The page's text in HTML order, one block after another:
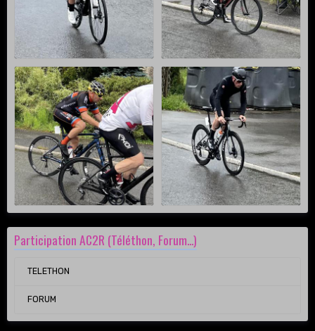
Participation AC2R (Téléthon, Forum...)
TELETHON
FORUM